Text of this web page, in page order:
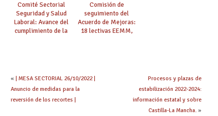
Comité Sectorial
Seguridad y Salud
Laboral: Avance del
cumplimiento de la
Comisión de
seguimiento del
Acuerdo de Mejoras:
18 lectivas EEMM,
«
| MESA SECTORIAL 26/10/2022 |
Anuncio de medidas para la
reversión de los recortes |
Procesos y plazas de
estabilización 2022-2024:
información estatal y sobre
Castilla-La Mancha.»